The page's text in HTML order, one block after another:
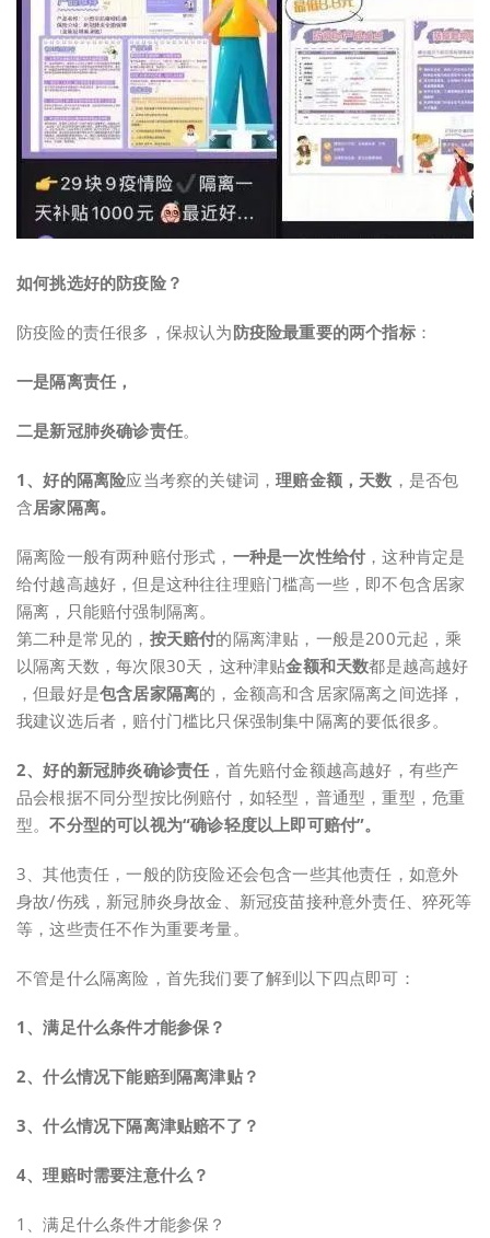
如何挑选好的防疫险？
防疫险的责任很多，保叔认为防疫险最重要的两个指标：
一是隔离责任，
二是新冠肺炎确诊责任。
1、好的隔离险应当考察的关键词，理赔金额，天数 ，是否包
含居家隔离。
隔离险一般有两种赔付形式， 一种是一次性给付 ，这种肯定是
给付越高越好，但是这种往往理赔门槛高一些，即不包含居家
隔离，只能赔付强制隔离。
第二种是常见的， 按天赔付的隔离津贴，一般是200元起，乘
以隔离天数，每次限30天，这种津贴金额和天数都是越高越好
，但最好是包含居家隔离的，金额高和含居家隔离之间选择，
我建议选后者，赔付门槛比只保强制集中隔离的要低很多。
2、好的新冠肺炎确诊责任 ，首先赔付金额越高越好，有些产
品会根据不同分型按比例赔付，如轻型，普通型，重型，危重
型。不分型的可以视为“确诊轻度以上即可赔付”。
3、其他责任，一般的防疫险还会包含一些其他责任，如意外
身故/伤残，新冠肺炎身故金、新冠疫苗接种意外责任、猝死等
等，这些责任不作为重要考量。
不管是什么隔离险，首先我们要了解到以下四点即可：
1、满足什么条件才能参保？
2、什么情况下能赔到隔离津贴？
3、什么情况下隔离津贴赔不了？
4、理赔时需要注意什么？
1、满足什么条件才能参保？